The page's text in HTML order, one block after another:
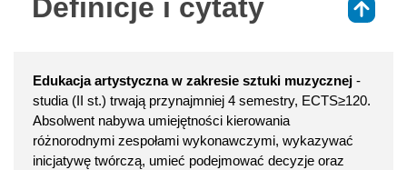
Definicje i cytaty
Edukacja artystyczna w zakresie sztuki muzycznej -
studia (II st.) trwają przynajmniej 4 semestry, ECTS≥120.
Absolwent nabywa umiejętności kierowania
różnorodnymi zespołami wykonawczymi, wykazywać
inicjatywę twórczą, umieć podejmować decyzje oraz